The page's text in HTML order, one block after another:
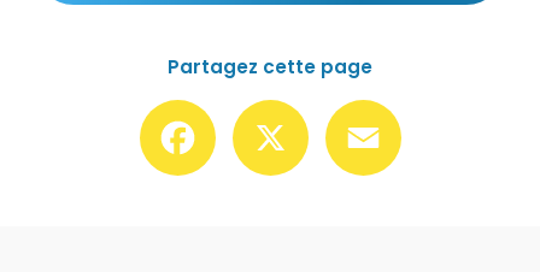
Partagez cette page
Facebook